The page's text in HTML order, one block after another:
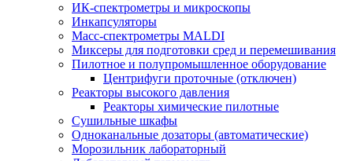
ИК-спектрометры и микроскопы
Инкапсуляторы
Масс-спектрометры MALDI
Миксеры для подготовки сред и перемешивания
Пилотное и полупромышленное оборудование
Центрифуги проточные (отключен)
Реакторы высокого давления
Реакторы химические пилотные
Сушильные шкафы
Одноканальные дозаторы (автоматические)
Морозильник лабораторный